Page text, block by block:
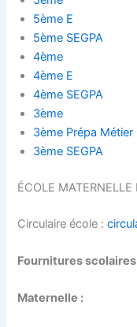
5ème E
5ème SEGPA
4ème
4ème E
4ème SEGPA
3ème
3ème Prépa Métier
3ème SEGPA
ÉCOLE MATERNELLE
Circulaire école :
Fournitures scolaires
Maternelle :